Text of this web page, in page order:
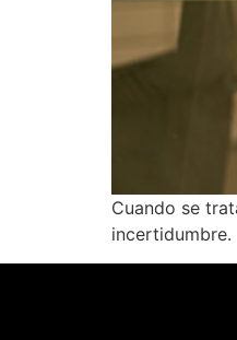
Cuando se
incertidumbre.